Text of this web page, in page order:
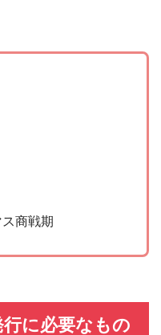
商戦期
に必要なもの